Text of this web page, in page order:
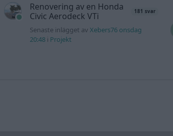
Renovering av en Honda
Civic Aerodeck VTi
181 svar
Senaste inlägget av Xebers76 onsdag
20:48i Projekt